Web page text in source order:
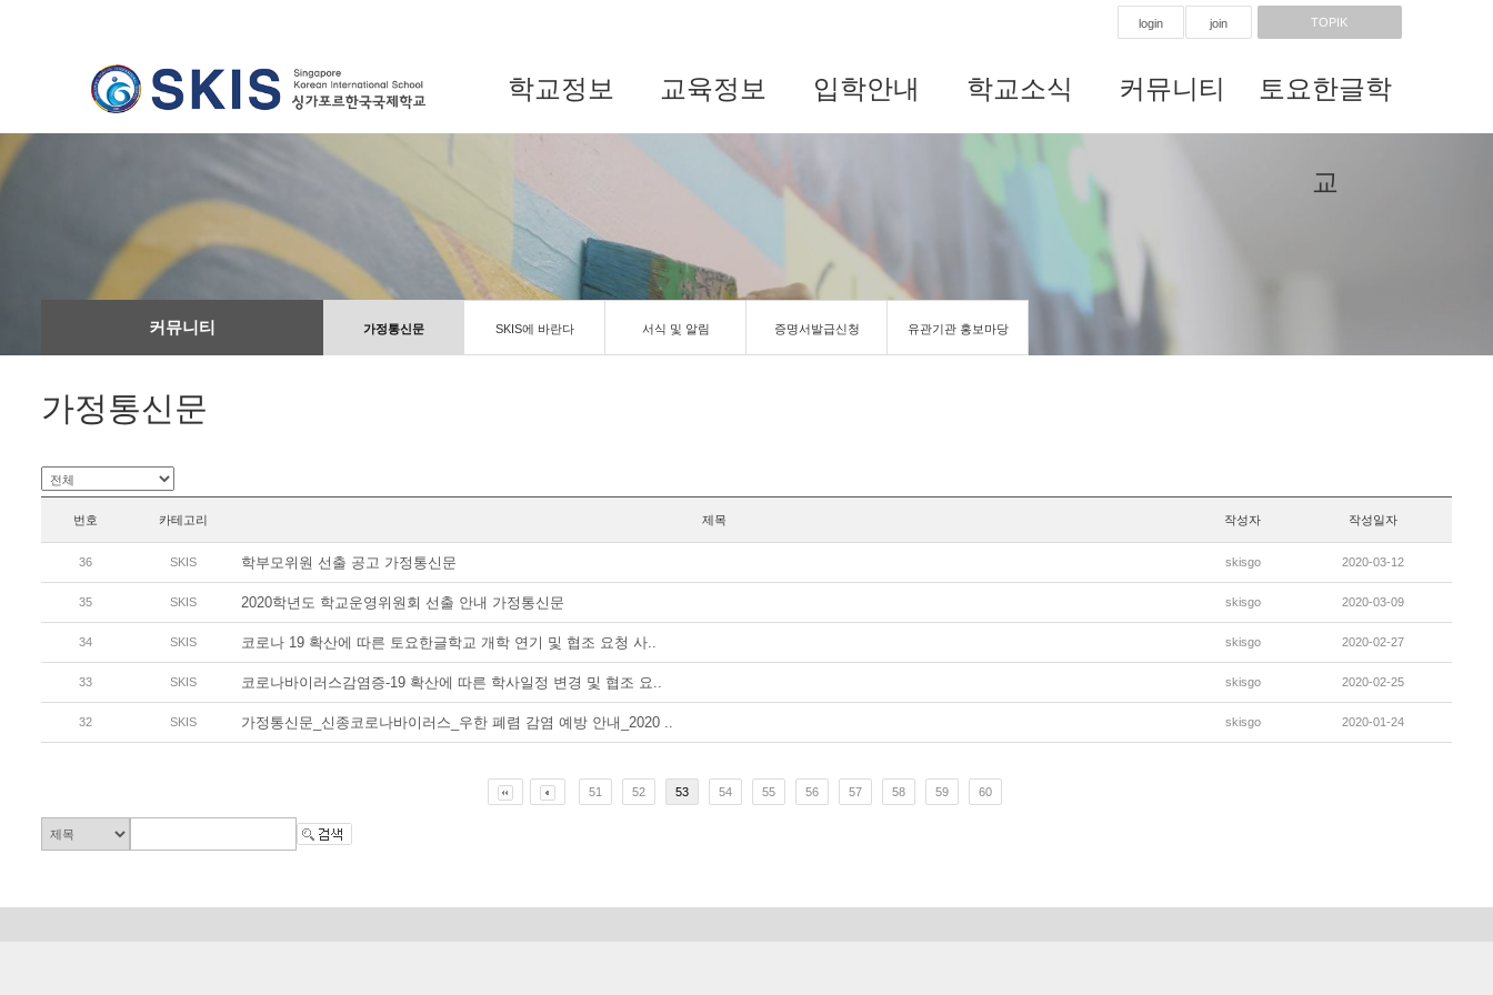
login join TOPIK
학교정보 교육정보 입학안내 학교소식 커뮤니티 토요한글학
교
커뮤니티 가정통신문 SKIS에 바란다 서식 및 알림 증명서발급신청 유관기관 홍보마당
가정통신문
번호 카테고리 제목 작성자 작성일자
36 SKIS 학부모위원 선출 공고 가정통신문 skisgo 2020-03-12
35 SKIS 2020학년도 학교운영위원회 선출 안내 가정통신문 skisgo 2020-03-09
34 SKIS 코로나 19 확산에 따른 토요한글학교 개학 연기 및 협조 요청 사.. skisgo 2020-02-27
33 SKIS 코로나바이러스감염증-19 확산에 따른 학사일정 변경 및 협조 요.. skisgo 2020-02-25
32 SKIS 가정통신문_신종코로나바이러스_우한 폐렴 감염 예방 안내_2020 .. skisgo 2020-01-24
51 52 53 54 55 56 57 58 59 60